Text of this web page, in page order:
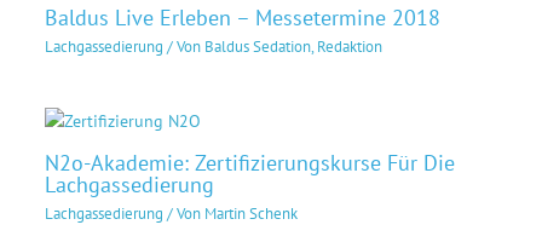
Baldus Live Erleben – Messetermine 2018
Lachgassedierung / Von Baldus Sedation, Redaktion
N2o-Akademie: Zertifizierungskurse Für Die
Lachgassedierung
Lachgassedierung / Von Martin Schenk